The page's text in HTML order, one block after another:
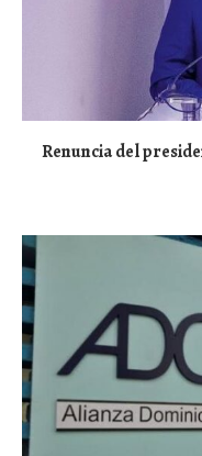
Renuncia del